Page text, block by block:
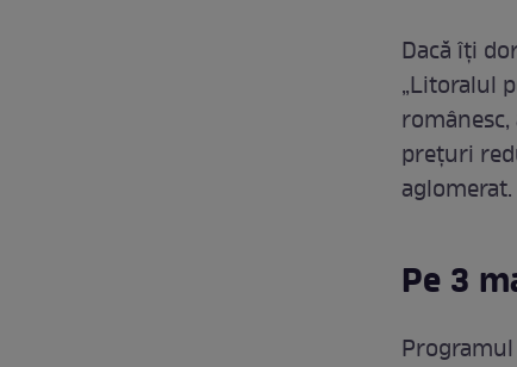
Dacă îți
„Litoralul
prețuri
aglomerat.
Pe 3